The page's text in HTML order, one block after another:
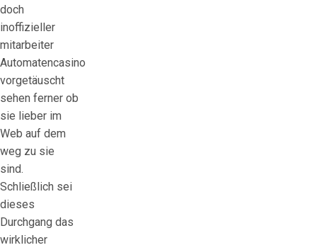
doch
inoffizieller
mitarbeiter
Automatencasino
vorgetäuscht
sehen ferner ob
sie lieber im
Web auf dem
weg zu sie
sind.
Schließlich sei
dieses
Durchgang das
wirklicher